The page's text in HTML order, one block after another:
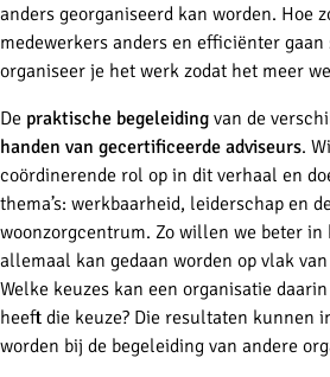
anders georganiseerd kan worden. Hoe
medewerkers anders en efficiënter gaan
organiseer je het werk zodat het meer
De praktische begeleiding van de
handen van gecertificeerde adviseurs.
coördinerende rol op in dit verhaal en
thema’s: werkbaarheid, leiderschap en
woonzorgcentrum. Zo willen we beter
allemaal kan gedaan worden op vlak
Welke keuzes kan een organisatie
heeft die keuze? Die resultaten kunnen
worden bij de begeleiding van andere